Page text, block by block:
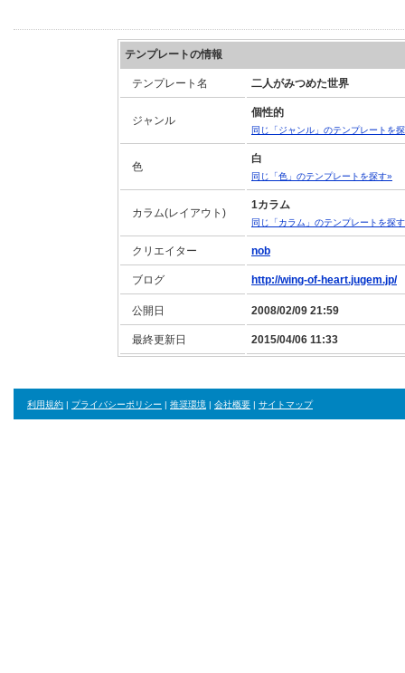
テンプレートの情報
テンプレート名 二人がみつめた世界
ジャンル
個性的
同じ「ジャンル」のテンプレートを
色
白
同じ「色」のテンプレートを探す»
カラム(レイアウト)
1カラム
同じ「カラム」のテンプレートを探
クリエイター nob
ブログ http://wing-of-heart.jugem.jp/
公開日 2008/02/09 21:59
最終更新日 2015/04/06 11:33
利用規約 | プライバシーポリシー | 推奨環境 | 会社概要 | サイトマップ